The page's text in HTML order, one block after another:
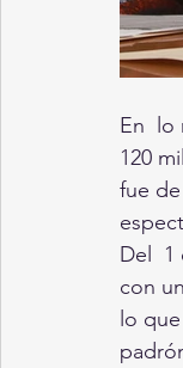
En  lo
120
fue
Del  1
con
lo